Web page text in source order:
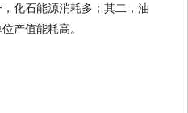
化石能源消耗多；其二，油
产值能耗高。